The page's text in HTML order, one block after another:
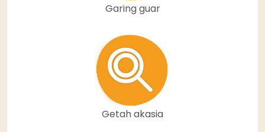
Garing guar
Getah akasia